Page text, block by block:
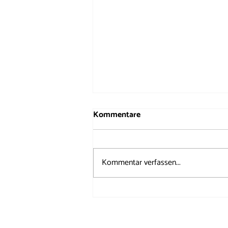
Kommentare
Kommentar verfassen...